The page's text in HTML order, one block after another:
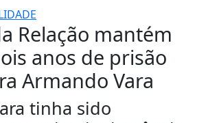
Relação mantém
anos de prisão
Armando Vara
tinha sido